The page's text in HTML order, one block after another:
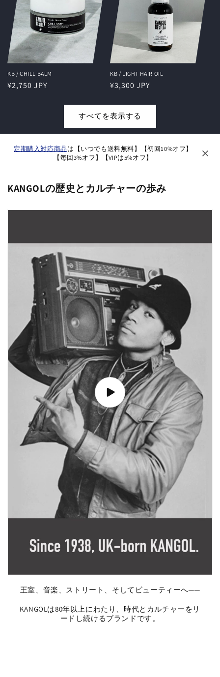
KB / CHILL BALM
通
¥2,750 JPY
KB / LIGHT HAIR OIL
通
格
¥3,300 JPY
すべてを表示する
定期購入対応商品は【いつでも送料無料】【初回10%オフ】
【毎回3%オフ】【VIPは5%オフ】
KANGOLの歴史とカルチャーの歩み
王室、音楽、ストリート、そしてビューティーへ──
KANGOLは80年以上にわたり、時代とカルチャーをリ
ードし続けるブランドです。